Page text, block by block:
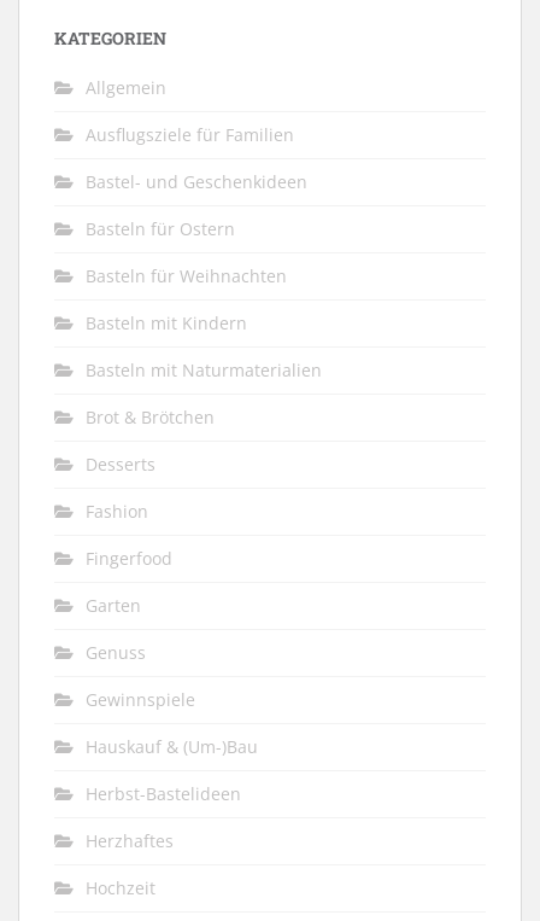
KATEGORIEN
Allgemein
Ausflugsziele für Familien
Bastel- und Geschenkideen
Basteln für Ostern
Basteln für Weihnachten
Basteln mit Kindern
Basteln mit Naturmaterialien
Brot & Brötchen
Desserts
Fashion
Fingerfood
Garten
Genuss
Gewinnspiele
Hauskauf & (Um-)Bau
Herbst-Bastelideen
Herzhaftes
Hochzeit